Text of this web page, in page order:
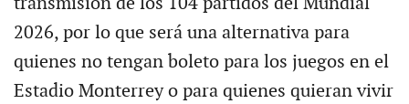
2026, por lo que será una alternativa para
quienes no tengan boleto para los juegos en el
Estadio Monterrey o para quienes quieran vivir